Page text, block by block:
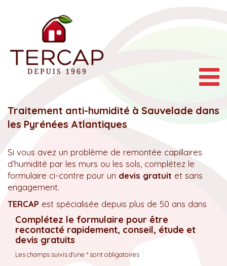
Traitement anti-humidité à Sauvelade dans
les Pyrénées Atlantiques
Si vous avez un problème de remontée capillaires
d’humidité par les murs ou les sols, complétez le
formulaire ci-contre pour un devis gratuit et sans
engagement.
TERCAP est spécialisée depuis plus de 50 ans dans
Complétez le formulaire pour être
recontacté rapidement, conseil, étude et
devis gratuits
Les champs suivis d'une * sont obligatoires